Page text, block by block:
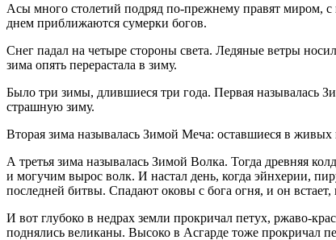
Асы много столетий подряд по-прежнему правят миром,
днем приближаются сумерки богов.
Снег падал на четыре стороны света. Ледяные ветры
зима опять перерастала в зиму.
Было три зимы, длившиеся три года. Первая называлась
страшную зиму.
Вторая зима называлась Зимой Меча: оставшиеся в
А третья зима называлась Зимой Волка. Тогда древняя
и могучим вырос волк. И настал день, когда эйнхерии,
последней битвы. Спадают оковы с бога огня, и он
И вот глубоко в недрах земли прокричал петух, ржаво-
поднялись великаны. Высоко в Асгарде тоже прокричал